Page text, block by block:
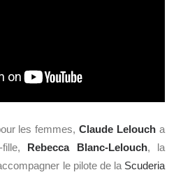
les femmes,Claude Lelouch a
Rebecca Blanc-Lelouch, la
le pilote de la Scuderia